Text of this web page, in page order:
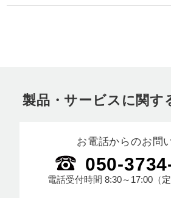
製品・サービスに関す
お電話からのお問
050-
電話受付時間 8:30～17:00（